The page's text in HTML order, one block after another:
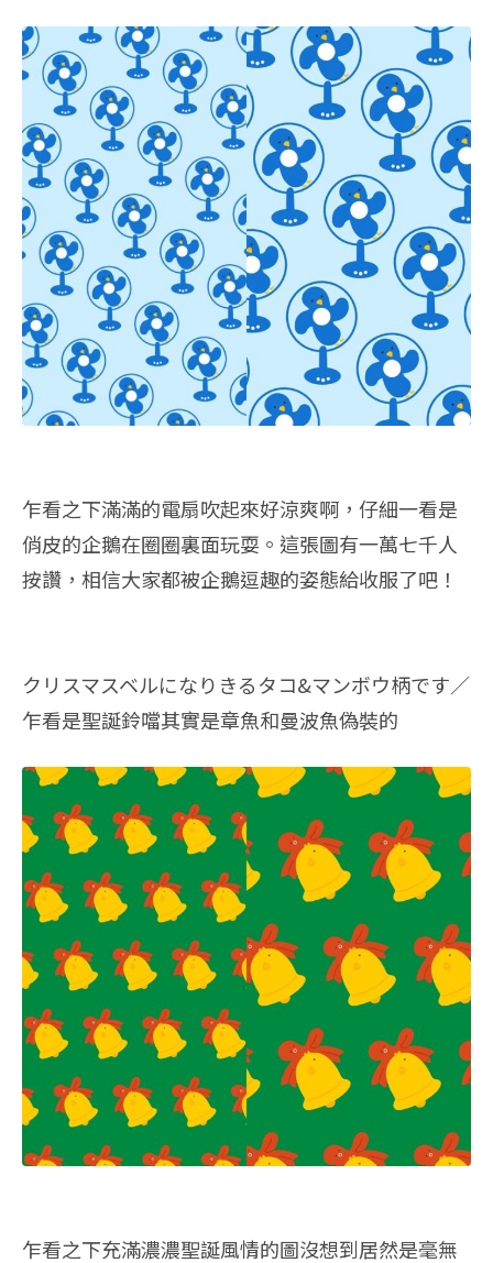
乍看之下滿滿的電扇吹起來好涼爽啊，仔細一看是
俏皮的企鵝在圈圈裏面玩耍。這張圖有一萬七千人
按讚，相信大家都被企鵝逗趣的姿態給收服了吧！
クリスマスベルになりきるタコ&マンボウ柄です／
乍看是聖誕鈴噹其實是章魚和曼波魚偽裝的
乍看之下充滿濃濃聖誕風情的圖沒想到居然是毫無